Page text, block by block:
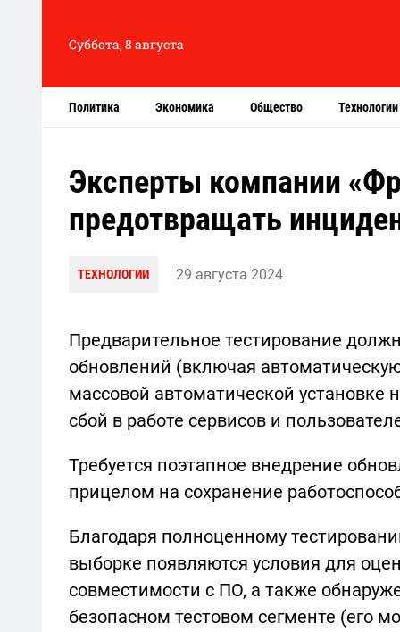
Суббота, 8 августа
Политика Экономика Общество Технологии
Эксперты компании
предотвращать
ТЕХНОЛОГИИ 29 августа 2024
Предварительное тестирование
обновлений (включая
массовой автоматической установке
сбой в работе сервисов и
Требуется поэтапное внедрение
прицелом на сохранение
Благодаря полноценному
выборке появляются условия для
совместимости с ПО, а также
безопасном тестовом сегменте (его